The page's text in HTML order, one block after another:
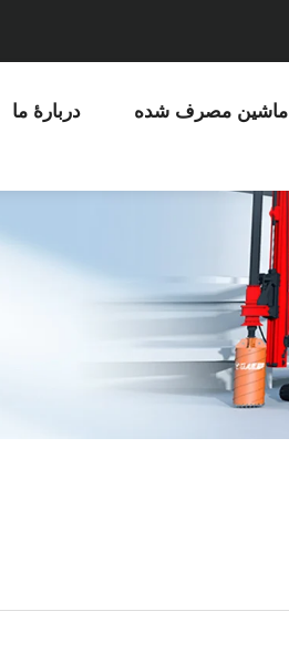
ماشین مصرف شده دربارهٔ ما